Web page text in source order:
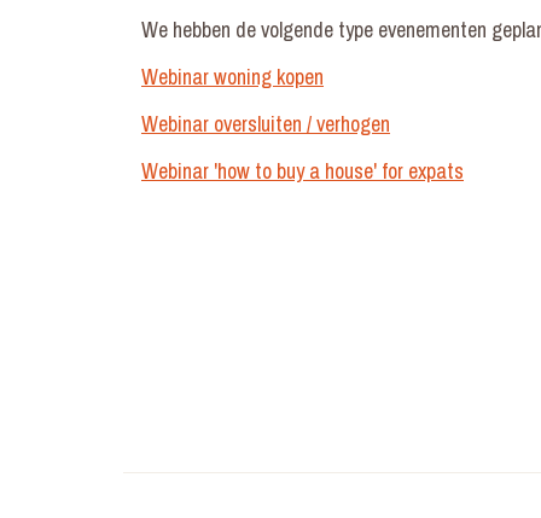
We hebben de volgende type evenementen
Webinar woning kopen
Webinar oversluiten / verhogen
Webinar 'how to buy a house' for expats